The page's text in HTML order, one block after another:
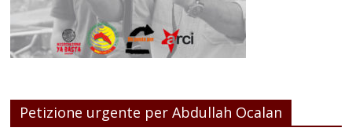
Petizione urgente per Abdullah Ocalan